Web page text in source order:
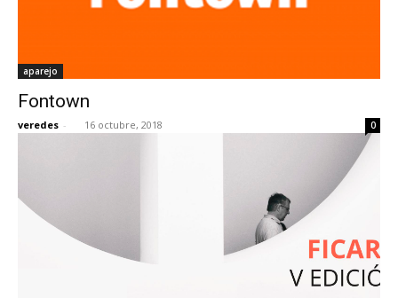
aparejo
Fontown
veredes - 16 octubre, 2018 0